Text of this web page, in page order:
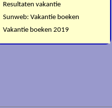
Resultaten vakantie
Sunweb: Vakantie boeken
Vakantie boeken 2019